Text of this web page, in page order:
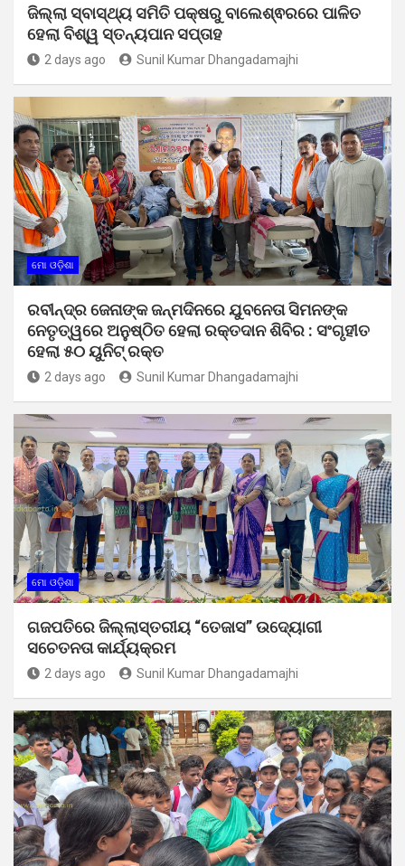
ଜିଲ୍ଲା ସ୍ବାସ୍ଥ୍ୟ ସମିତି ପକ୍ଷରୁ ବାଲେଶ୍ଵରରେ ପାଳିତ
ହେଲା ବିଶ୍ୱ ସ୍ତନ୍ୟପାନ ସପ୍ତାହ
2 days ago Sunil Kumar Dhangadamajhi
ମୋ ଓଡ଼ିଶା
ରବୀନ୍ଦ୍ର ଜେନାଙ୍କ ଜନ୍ମଦିନରେ ଯୁବନେତା ସିମନଙ୍କ
ନେତୃତ୍ୱରେ ଅନୁଷ୍ଠିତ ହେଲା ରକ୍ତଦାନ ଶିବିର : ସଂଗୃହୀତ
ହେଲା ୫୦ ୟୁନିଟ୍ ରକ୍ତ
2 days ago Sunil Kumar Dhangadamajhi
ମୋ ଓଡ଼ିଶା
ଗଜପତିରେ ଜିଲ୍ଲାସ୍ତରୀୟ “ତେଜାସ” ଉଦ୍ୟୋଗୀ
ସଚେତନତା କାର୍ଯ୍ୟକ୍ରମ
2 days ago Sunil Kumar Dhangadamajhi